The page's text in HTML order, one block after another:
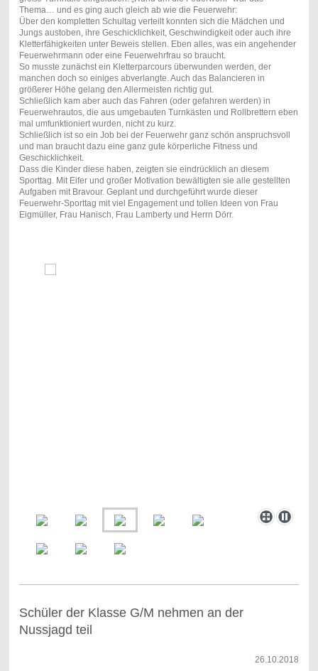
Thema… und es ging auch gleich ab wie die Feuerwehr:
Über den kompletten Schultag verteilt konnten sich die Mädchen und
Jungs austoben, ihre Geschicklichkeit, Geschwindigkeit oder auch ihre
Kletterfähigkeiten unter Beweis stellen. Eben alles, was ein angehender
Feuerwehrmann oder eine Feuerwehrfrau so braucht.
So musste zunächst ein Kletterparcours überwunden werden, der
manchen doch so einiges abverlangte. Auch das Balancieren in
größerer Höhe gelang den Allermeisten richtig gut.
Schließlich kam aber auch das Fahren (oder gefahren werden) in
Feuerwehrautos, die aus umgebauten Turnkästen und Rollbrettern eben
mal umfunktioniert wurden, nicht zu kurz.
Schließlich ist so ein Job bei der Feuerwehr ganz schön anspruchsvoll
und man braucht dazu eine ganz gute körperliche Fitness und
Geschicklichkeit.
Dass die Kinder diese haben, zeigten sie eindrücklich an diesem
Sporttag. Mit Eifer und großer Motivation bewältigten sie alle gestellten
Aufgaben mit Bravour. Geplant und durchgeführt wurde dieser
Feuerwehr-Sporttag mit viel Engagement und tollen Ideen von Frau
Eigmüller, Frau Hanisch, Frau Lamberty und Herrn Dörr.
Schüler der Klasse G/M nehmen an der
Nussjagd teil
26.10.2018